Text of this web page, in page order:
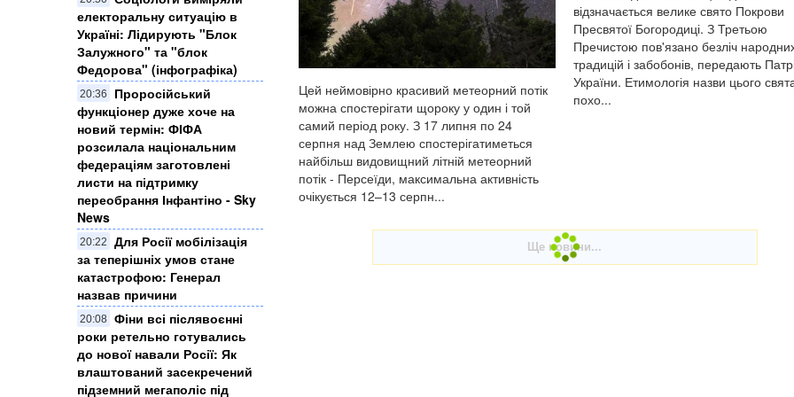
електоральну ситуацію в
Україні: ​Лідирують "Блок
Залужного" та "блок
Федорова" (інфографіка)
20:36
Проросійський
функціонер дуже хоче на
новий термін: ФІФА
розсилала національним
федераціям заготовлені
листи на підтримку
переобрання Інфантіно - Sky
News
20:22
Для Росії мобілізація
за теперішніх умов стане
катастрофою: Генерал
назвав причини
20:08 Фіни всі післявоєнні
роки ретельно готувались
до нової навали Росії: Як
влаштований засекречений
підземний мегаполіс під
Цей неймовірно красивий метеорний потік
можна спостерігати щороку у один і той
самий період року. З 17 липня по 24
серпня над Землею спостерігатиметься
найбільш видовищний літній метеорний
потік - Персеїди, максимальна активність
очікується 12–13 серпн...
відзначається велике свято Покрови
Пресвятої Богородиці. З Третьою
Пречистою пов'язано безліч
традицій і забобонів, передають
України. Етимологія назви цього
похо...